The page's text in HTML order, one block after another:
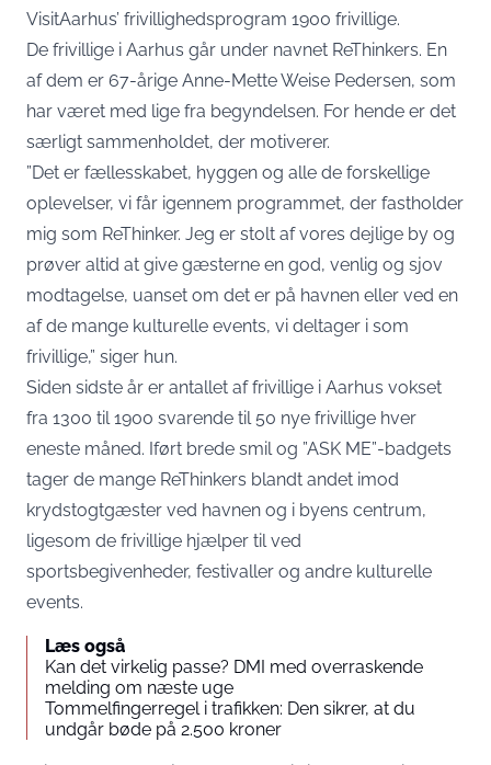
VisitAarhus’ frivillighedsprogram 1900 frivillige.
De frivillige i Aarhus går under navnet ReThinkers. En
af dem er 67-årige Anne-Mette Weise Pedersen, som
har været med lige fra begyndelsen. For hende er det
særligt sammenholdet, der motiverer.
”Det er fællesskabet, hyggen og alle de forskellige
oplevelser, vi får igennem programmet, der fastholder
mig som ReThinker. Jeg er stolt af vores dejlige by og
prøver altid at give gæsterne en god, venlig og sjov
modtagelse, uanset om det er på havnen eller ved en
af de mange kulturelle events, vi deltager i som
frivillige,” siger hun.
Siden sidste år er antallet af frivillige i Aarhus vokset
fra 1300 til 1900 svarende til 50 nye frivillige hver
eneste måned. Iført brede smil og ”ASK ME”-badgets
tager de mange ReThinkers blandt andet imod
krydstogtgæster ved havnen og i byens centrum,
ligesom de frivillige hjælper til ved
sportsbegivenheder, festivaller og andre kulturelle
events.
Læs også
Kan det virkelig passe? DMI med overraskende
melding om næste uge
Tommelfingerregel i trafikken: Den sikrer, at du
undgår bøde på 2.500 kroner